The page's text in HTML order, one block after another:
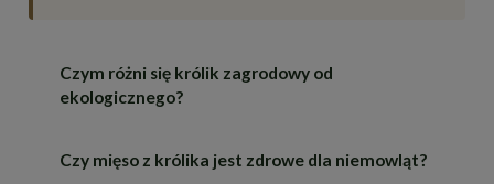
Czym różni się królik zagrodowy od
ekologicznego?
Chów zagrodowy oznacza utrzymanie królików w
Czy mięso z królika jest zdrowe dla niemowląt?